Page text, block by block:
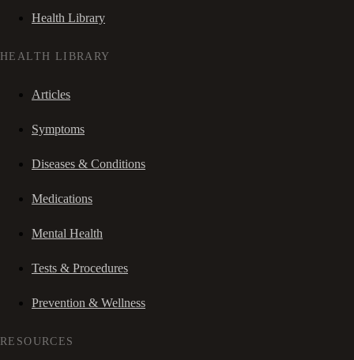
Health Library
HEALTH LIBRARY
Articles
Symptoms
Diseases & Conditions
Medications
Mental Health
Tests & Procedures
Prevention & Wellness
RESOURCES